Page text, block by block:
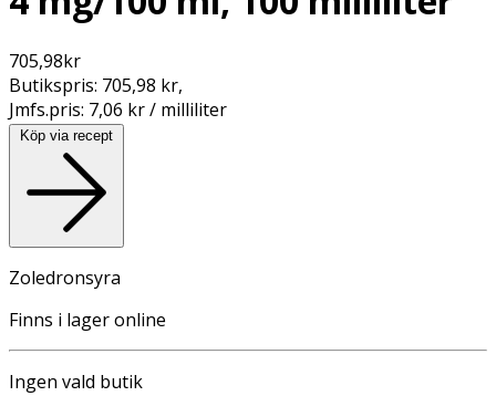
705,98kr
Butikspris: 705,98 kr,
Jmfs.pris: 7,06 kr / milliliter
Köp via recept
Zoledronsyra
Finns i lager online
Ingen vald butik